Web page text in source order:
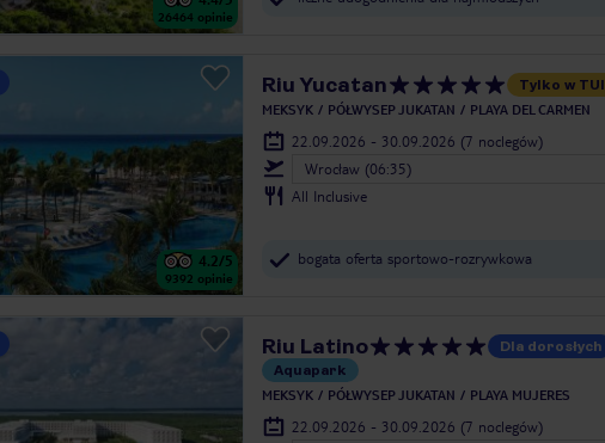
26464 opinie
4.2/5
9392 opinie
Riu Yucatan Tylko w TUI
MEKSYK PÓŁWYSEP JUKATAN PLAYA DEL CARMEN
22.09.2026 - 30.09.2026 (7 noclegów)
Wrocław (06:35)
All Inclusive
bogata oferta sportowo-rozrywkowa
Riu Latino
Dla dorosłych
Aquapark
MEKSYK PÓŁWYSEP JUKATAN PLAYA MUJERES
22.09.2026 - 30.09.2026 (7 noclegów)